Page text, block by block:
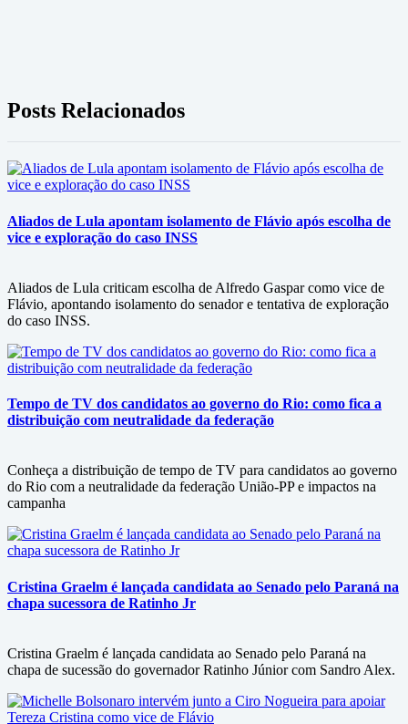
Posts Relacionados
Aliados de Lula apontam isolamento de Flávio após escolha de
vice e exploração do caso INSS
Aliados de Lula criticam escolha de Alfredo Gaspar como vice de
Flávio, apontando isolamento do senador e tentativa de exploração
do caso INSS.
Tempo de TV dos candidatos ao governo do Rio: como fica a
distribuição com neutralidade da federação
Conheça a distribuição de tempo de TV para candidatos ao governo
do Rio com a neutralidade da federação União-PP e impactos na
campanha
Cristina Graelm é lançada candidata ao Senado pelo Paraná na
chapa sucessora de Ratinho Jr
Cristina Graelm é lançada candidata ao Senado pelo Paraná na
chapa de sucessão do governador Ratinho Júnior com Sandro Alex.